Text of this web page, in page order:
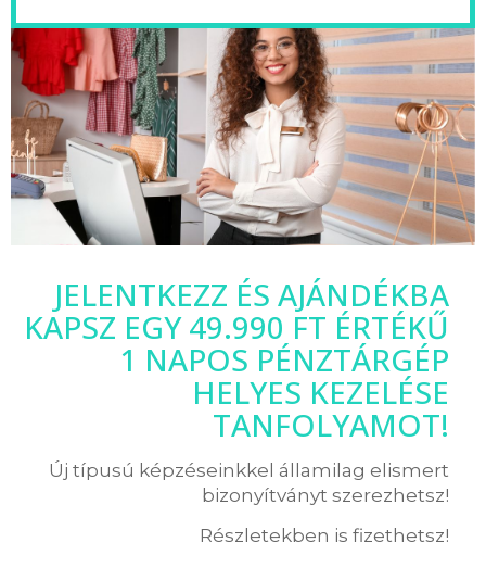
JELENTKEZZ ÉS AJÁNDÉKBA
KAPSZ EGY 49.990 FT ÉRTÉKŰ
1 NAPOS PÉNZTÁRGÉP
HELYES KEZELÉSE
TANFOLYAMOT!
Új típusú képzéseinkkel államilag elismert
bizonyítványt szerezhetsz!
Részletekben is fizethetsz!